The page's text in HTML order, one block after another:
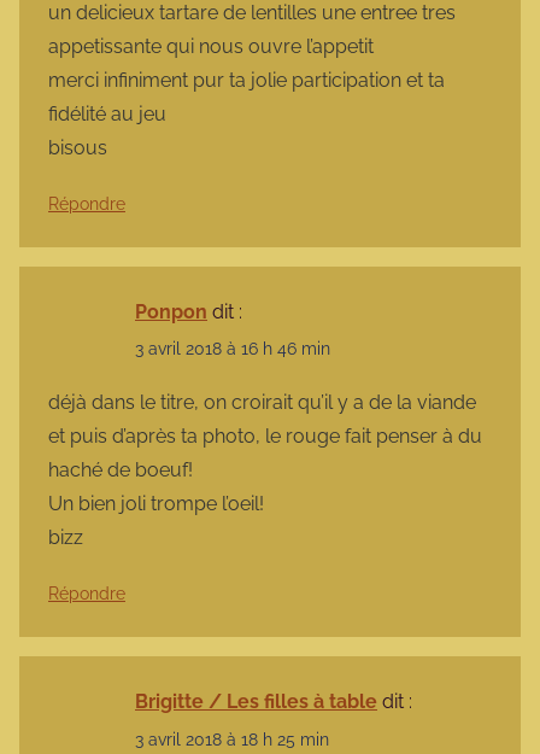
un delicieux tartare de lentilles une entree tres
appetissante qui nous ouvre l’appetit
merci infiniment pur ta jolie participation et ta
fidélité au jeu
bisous
Répondre
Ponpon dit :
3 avril 2018 à 16 h 46 min
déjà dans le titre, on croirait qu’il y a de la viande
et puis d’après ta photo, le rouge fait penser à du
haché de boeuf!
Un bien joli trompe l’oeil!
bizz
Répondre
Brigitte / Les filles à table dit :
3 avril 2018 à 18 h 25 min